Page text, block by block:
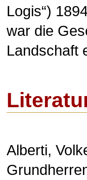
Logis“)
war die
Landschaft
Alberti,